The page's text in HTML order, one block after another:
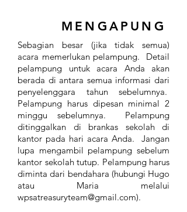
MENGAPUNG
Sebagian besar (jika tidak semua)
acara memerlukan pelampung. Detail
pelampung untuk acara Anda akan
berada di antara semua informasi dari
penyelenggara tahun sebelumnya.
Pelampung harus dipesan minimal 2
minggu sebelumnya. Pelampung
ditinggalkan di brankas sekolah di
kantor pada hari acara Anda. Jangan
lupa mengambil pelampung sebelum
kantor sekolah tutup. Pelampung harus
diminta dari bendahara (hubungi Hugo
atau Maria melalui
wpsatreasuryteam@gmail.com).